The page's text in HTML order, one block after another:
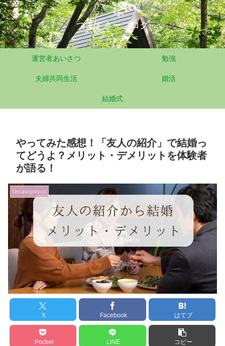
つますきーブログ
運営者あいさつ 勉強
夫婦共同生活 婚活
結婚式
やってみた感想！「友人の紹介」で結婚っ
てどうよ？メリット・デメリットを体験者
が語る！
Uncategorized
X Facebook はてブ
Pocket LINE コピー